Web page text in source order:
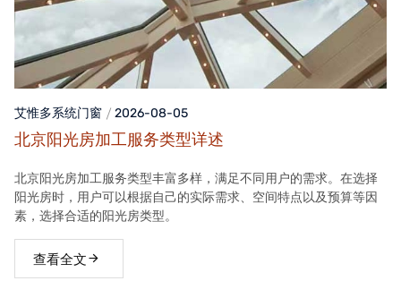
艾惟多系统门窗 2026-08-05
北京阳光房加工服务类型详述
北京阳光房加工服务类型丰富多样，满足不同用户的需求。在选择
阳光房时，用户可以根据自己的实际需求、空间特点以及预算等因
素，选择合适的阳光房类型。
查看全文